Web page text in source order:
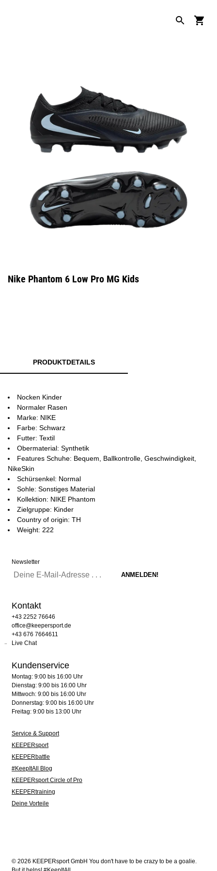
Nike Phantom 6 Low Pro MG Kids
PRODUKTDETAILS
Nocken Kinder
Normaler Rasen
Marke: NIKE
Farbe: Schwarz
Futter: Textil
Obermaterial: Synthetik
Features Schuhe: Bequem, Ballkontrolle, Geschwindigkeit,
NikeSkin
Schürsenkel: Normal
Sohle: Sonstiges Material
Kollektion: NIKE Phantom
Zielgruppe: Kinder
Country of origin: TH
Weight: 222
Newsletter
Kontakt
+43 2252 76646
office@keepersport.de
+43 676 7664611
Live Chat
Kundenservice
Montag: 9:00 bis 16:00 Uhr
Dienstag: 9:00 bis 16:00 Uhr
Mittwoch: 9:00 bis 16:00 Uhr
Donnerstag: 9:00 bis 16:00 Uhr
Freitag: 9:00 bis 13:00 Uhr
Service & Support
KEEPERsport
KEEPERbattle
#KeepItAll Blog
KEEPERsport Circle of Pro
KEEPERtraining
Deine Vorteile
© 2026 KEEPERsport GmbH You don't have to be crazy to be a goalie.